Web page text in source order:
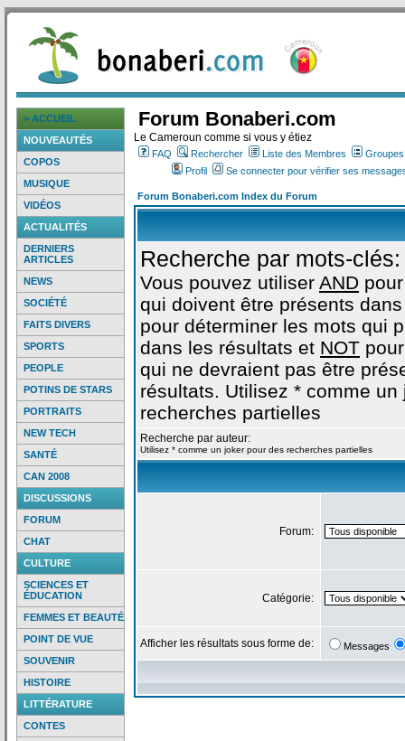
> ACCUEIL
NOUVEAUTÉS
COPOS
MUSIQUE
VIDÉOS
ACTUALITÉS
DERNIERS
ARTICLES
NEWS
SOCIÉTÉ
FAITS DIVERS
SPORTS
PEOPLE
POTINS DE STARS
PORTRAITS
NEW TECH
SANTÉ
CAN 2008
DISCUSSIONS
FORUM
CHAT
CULTURE
SCIENCES ET
ÉDUCATION
FEMMES ET BEAUTÉ
POINT DE VUE
SOUVENIR
HISTOIRE
LITTÉRATURE
CONTES
Forum Bonaberi.com
Le Cameroun comme si vous y étiez
FAQ Rechercher Liste des Membres
Profil
Se connecter pour vérifier ses
Forum Bonaberi.com Index du Forum
Recherche par mots-clés:
Vous pouvez utiliser AND
qui doivent être présents
pour déterminer les mots qui
dans les résultats et NOT
qui ne devraient pas être
résultats. Utilisez * comme un
recherches partielles
Recherche par auteur:
Utilisez * comme un joker pour des recherches partielles
Forum:
Catégorie:
Afficher les résultats sous forme de: Messages